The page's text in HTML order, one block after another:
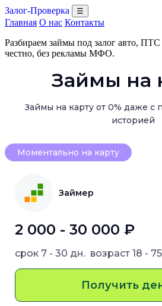
Залог-Проверка ☰
Главная О нас Контакты
Разбираем займы под залог авто,
честно, без рекламы МФО.
Займы на
Займы на карту от 0% даже с
историей
Моментально на карту
Займер
2 000 - 30 000 ₽
срок 7 - 30 дн. возраст 18 -
Получить